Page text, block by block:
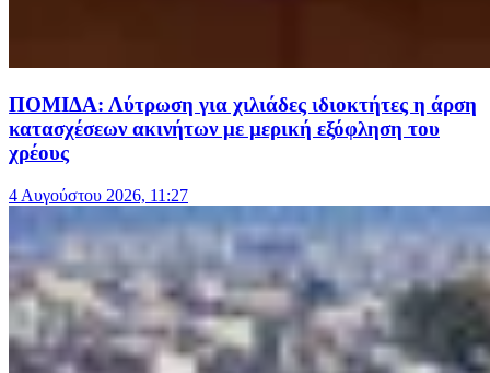
ΠΟΜΙΔΑ: Λύτρωση για χιλιάδες ιδιοκτήτες η άρση
κατασχέσεων ακινήτων με μερική εξόφληση του
χρέους
4 Αυγούστου 2026, 11:27